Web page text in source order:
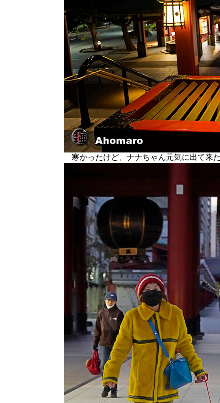
寒かったけど、ナナちゃん元気に出て来